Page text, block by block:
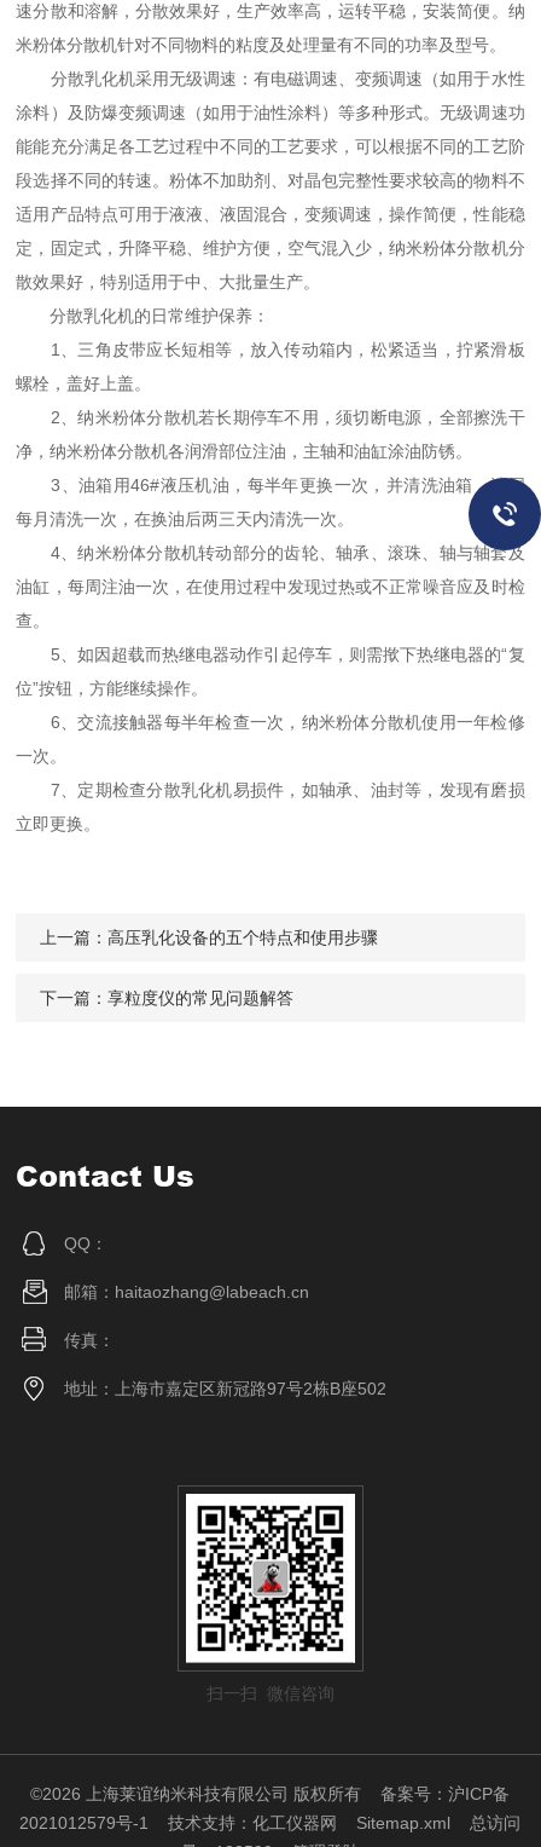
速分散和溶解，分散效果好，生产效率高，运转平稳，安装简便。纳
米粉体分散机针对不同物料的粘度及处理量有不同的功率及型号。
分散乳化机采用无级调速：有电磁调速、变频调速（如用于水性
涂料）及防爆变频调速（如用于油性涂料）等多种形式。无级调速功
能能充分满足各工艺过程中不同的工艺要求，可以根据不同的工艺阶
段选择不同的转速。粉体不加助剂、对晶包完整性要求较高的物料不
适用产品特点可用于液液、液固混合，变频调速，操作简便，性能稳
定，固定式，升降平稳、维护方便，空气混入少，纳米粉体分散机分
散效果好，特别适用于中、大批量生产。
分散乳化机的日常维护保养：
1、三角皮带应长短相等，放入传动箱内，松紧适当，拧紧滑板
螺栓，盖好上盖。
2、纳米粉体分散机若长期停车不用，须切断电源，全部擦洗干
净，纳米粉体分散机各润滑部位注油，主轴和油缸涂油防锈。
3、油箱用46#液压机油，每半年更换一次，并清洗油箱，滤网
每月清洗一次，在换油后两三天内清洗一次。
4、纳米粉体分散机转动部分的齿轮、轴承、滚珠、轴与轴套及
油缸，每周注油一次，在使用过程中发现过热或不正常噪音应及时检
查。
5、如因超载而热继电器动作引起停车，则需揿下热继电器的“复
位”按钮，方能继续操作。
6、交流接触器每半年检查一次，纳米粉体分散机使用一年检修
一次。
7、定期检查分散乳化机易损件，如轴承、油封等，发现有磨损
立即更换。
上一篇：高压乳化设备的五个特点和使用步骤
下一篇：享粒度仪的常见问题解答
Contact Us
QQ：
邮箱：haitaozhang@labeach.cn
传真：
地址：上海市嘉定区新冠路97号2栋B座502
扫一扫 微信咨询
©2026 上海莱谊纳米科技有限公司 版权所有备案号：沪ICP备
2021012579号-1
技术支持：化工仪器网 Sitemap.xml 总访问